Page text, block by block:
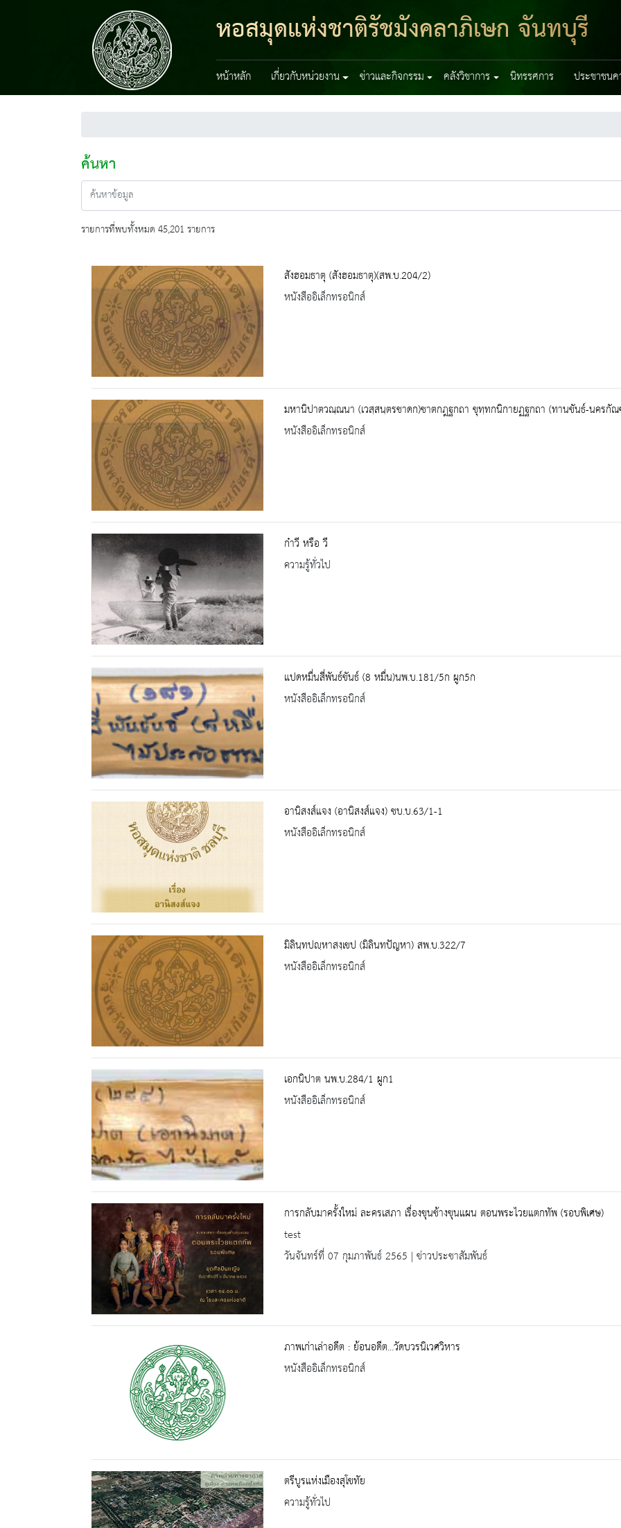
หอสมุดแห่งชาติรัชมังคลาภิเษก จันทบุรี
หน้าหลัก เกี่ยวกับหน่วยงาน ข่าวและกิจกรรม คลังวิชาการ นิทรรศการ ประชาชน
ค้นหา
รายการที่พบทั้งหมด 45,201 รายการ
สังฮอมธาตุ (สังฮอมธาตุ)(สพ.บ.204/2)
หนังสืออิเล็กทรอนิกส์
มหานิปาตวณฺณนา (เวสฺสนฺตรชาดก)ชาตกฎฐกถา ขุทฺทกนิกายฏฐกถา (ทานขันธ์-นครกั
หนังสืออิเล็กทรอนิกส์
ก๋าวี หรือ วี
ความรู้ทั่วไป
แปดหมื่นสี่พันธ์ขันธ์ (8 หมื่น)นพ.บ.181/5ก ผูก5ก
หนังสืออิเล็กทรอนิกส์
อานิสงส์แจง (อานิสงส์แจง) ชบ.บ.63/1-1
หนังสืออิเล็กทรอนิกส์
มิลินฺทปญฺหาสงฺเขป (มิลินทปัญหา) สพ.บ.322/7
หนังสืออิเล็กทรอนิกส์
เอกนิปาต นพ.บ.284/1 ผูก1
หนังสืออิเล็กทรอนิกส์
การกลับมาครั้งใหม่ ละครเสภา เรื่องขุนช้างขุนแผน ตอนพระไวยแตกทัพ (รอบพิเศษ)
test
วันจันทร์ที่ 07 กุมภาพันธ์ 2565 | ข่าวประชาสัมพันธ์
ภาพเก่าเล่าอดีต : ย้อนอดีต...วัดบวรนิเวศวิหาร
หนังสืออิเล็กทรอนิกส์
ตรีบูรแห่งเมืองสุโขทัย
ความรู้ทั่วไป